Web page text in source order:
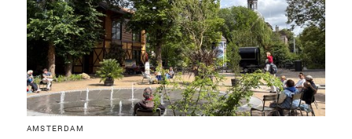
AMSTERDAM
SLA VOORKEUREN OP